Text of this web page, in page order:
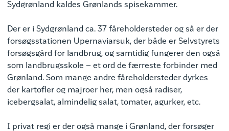
Sydgrønland kaldes Grønlands spisekammer.
Der er i Sydgrønland ca. 37 fåreholdersteder og så er der
forsøgsstationen Upernaviarsuk, der både er Selvstyrets
forsøgsgård for landbrug, og samtidig fungerer den også
som landbrugsskole – et ord de færreste forbinder med
Grønland. Som mange andre fåreholdersteder dyrkes
der kartofler og majroer her, men også radiser,
icebergsalat, almindelig salat, tomater, agurker, etc.
I privat regi er der også mange i Grønland, der forsøger